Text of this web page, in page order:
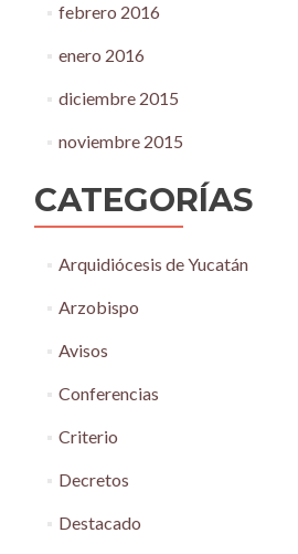
febrero 2016
enero 2016
diciembre 2015
noviembre 2015
CATEGORÍAS
Arquidiócesis de Yucatán
Arzobispo
Avisos
Conferencias
Criterio
Decretos
Destacado